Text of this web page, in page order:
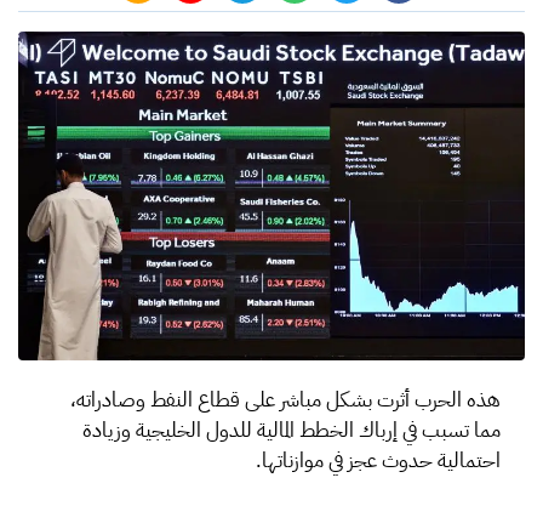
هذه الحرب أثرت بشكل مباشر على قطاع النفط وصادراته،
مما تسبب في إرباك الخطط المالية للدول الخليجية وزيادة
احتمالية حدوث عجز في موازناتها.